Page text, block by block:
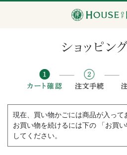
現在、買い物かごには商品が入って
お買い物を続けるには下の 「お買
してください。